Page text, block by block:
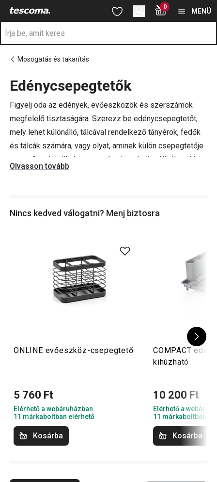
Ugrás a fő tartalomhoz
Ugrás a kereséshez
Ugrás a navigációhoz 0
MENÜ
Mosogatás és takarítás
Edénycsepegtetők
Figyelj oda az edények, evőeszközök és szerszámok
megfelelő tisztaságára. Szerezz be edénycsepegtetőt,
mely lehet különálló, tálcával rendelkező tányérok, fedők
és tálcák számára, vagy olyat, aminek külön csepegtetője
van evőeszközök és szerszámok számára. Kinálatunkban
találsz rozsdamentes, mikroszálas és ellenálló műanyag
köszönhetően, hogy minden valóban kéznél
Olvasson tovább
Nincs kedved válogatni? Menj biztosra
ONLINE evőeszköz-csepegtető
5 760 Ft
Elérhető a webáruházban
11 márkaboltban elérhető
Kosárba
COMPACT
kihúzható
10 200 Ft
Elérhető a
11 márkaboltban
Kosárba